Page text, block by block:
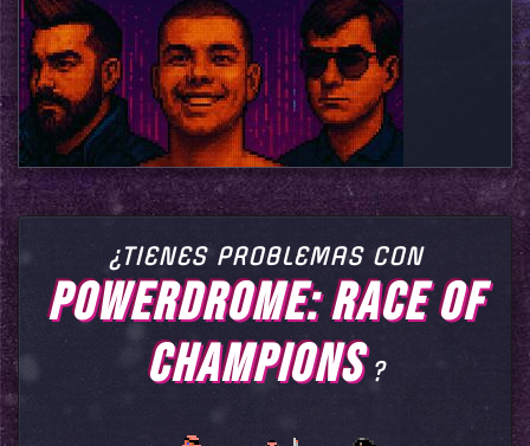
¿TIENES PROBLEMAS CON
POWERDROME: RACE OF
CHAMPIONS?